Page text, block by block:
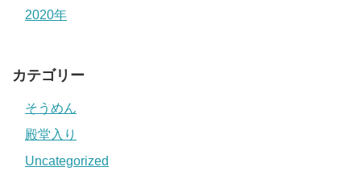
2020年
カテゴリー
そうめん
殿堂入り
Uncategorized